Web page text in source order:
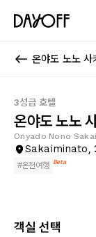
온야도 노노 사
3성급 호텔
온야도 노노
Onyado Nono
Sakaiminato,
#온천여행 Beta
객실 선택